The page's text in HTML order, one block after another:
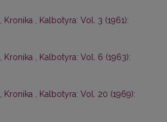
Kronika
Kalbotyra: Vol. 3 (1961):
Kronika
Kalbotyra: Vol. 6 (1963):
Kronika
Kalbotyra: Vol. 20 (1969):